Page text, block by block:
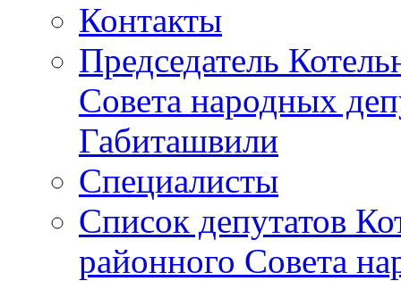
Контакты
Председатель
Совета народных
Габиташвили
Специалисты
Список депутатов
районного Совета